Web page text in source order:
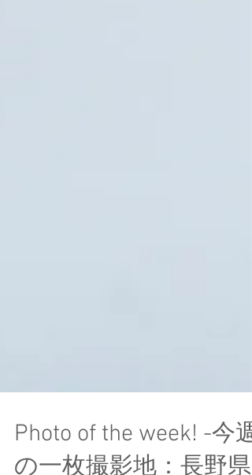
Photo of the week! -今週